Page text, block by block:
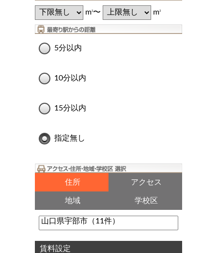
m2〜 m2
5分以内
10分以内
15分以内
指定無し
住所 アクセス
地域 学校区
賃料設定